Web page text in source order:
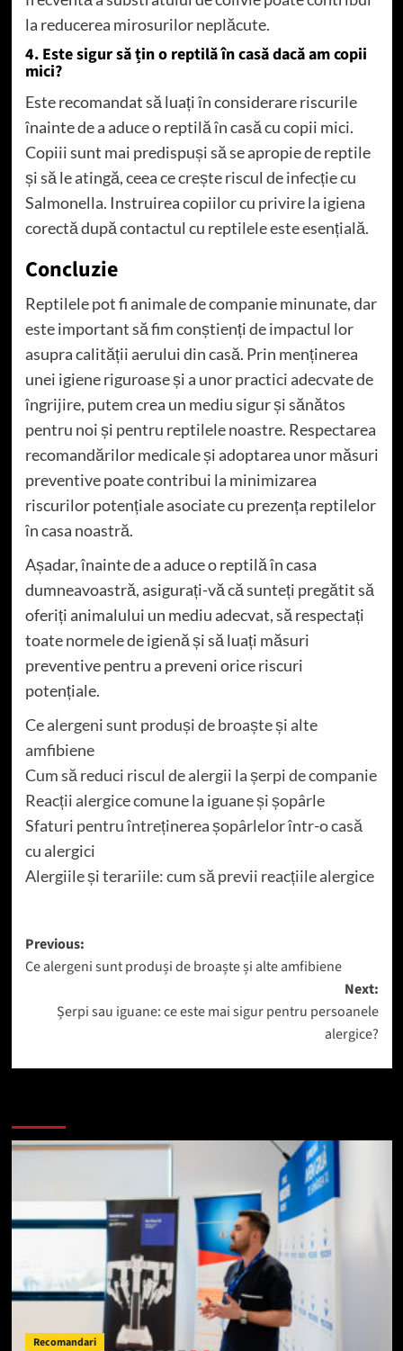
la reducerea mirosurilor neplăcute.
4. Este sigur să țin o reptilă în casă dacă am copii
mici?
Este recomandat să luați în considerare riscurile
înainte de a aduce o reptilă în casă cu copii mici.
Copiii sunt mai predispuși să se apropie de reptile
și să le atingă, ceea ce crește riscul de infecție cu
Salmonella. Instruirea copiilor cu privire la igiena
corectă după contactul cu reptilele este esențială.
Concluzie
Reptilele pot fi animale de companie minunate, dar
este important să fim conștienți de impactul lor
asupra calității aerului din casă. Prin menținerea
unei igiene riguroase și a unor practici adecvate de
îngrijire, putem crea un mediu sigur și sănătos
pentru noi și pentru reptilele noastre. Respectarea
recomandărilor medicale și adoptarea unor măsuri
preventive poate contribui la minimizarea
riscurilor potențiale asociate cu prezența reptilelor
în casa noastră.
Așadar, înainte de a aduce o reptilă în casa
dumneavoastră, asigurați-vă că sunteți pregătit să
oferiți animalului un mediu adecvat, să respectați
toate normele de igienă și să luați măsuri
preventive pentru a preveni orice riscuri
potențiale.
Ce alergeni sunt produși de broaște și alte
amfibiene
Cum să reduci riscul de alergii la șerpi de companie
Reacții alergice comune la iguane și șopârle
Sfaturi pentru întreținerea șopârlelor într-o casă
cu alergici
Alergiile și terariile: cum să previi reacțiile alergice
Post
navigation
Previous:
Ce alergeni sunt produși de broaște și alte amfibiene
Next:
Șerpi sau iguane: ce este mai sigur pentru persoanele
alergice?
Recomandari